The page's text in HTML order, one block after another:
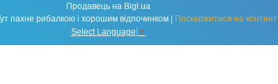
Продавець на Bigl.ua
Поскаржитися на контент
Select Language ▼